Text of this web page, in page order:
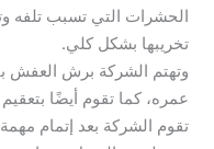
الحشرات التي تسبب تلفه
تخريبها بشكل كلي.
وتهتم الشركة برش العفش
عمره، كما تقوم أيضًا بتعقيم
تقوم الشركة بعد إتمام